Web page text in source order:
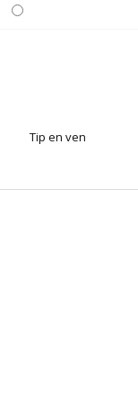
Tip en ven